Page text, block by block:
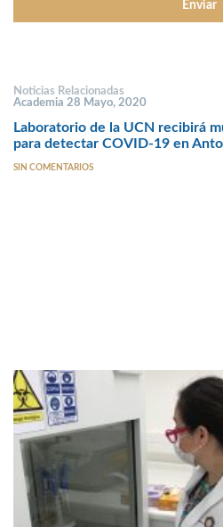
Noticias Relacionadas
Academia 28 Mayo, 2020
Laboratorio de la UCN recibirá
para detectar COVID-19 en
SIN COMENTARIOS